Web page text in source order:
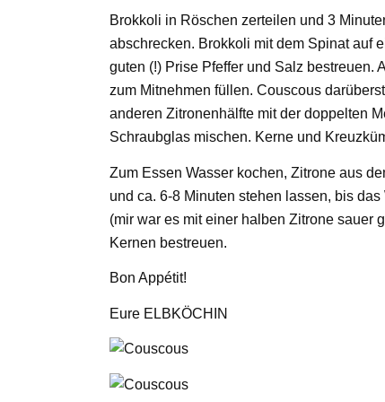
Brokkoli in Röschen zerteilen und 3
abschrecken. Brokkoli mit dem Spinat auf
guten (!) Prise Pfeffer und Salz bestreuen.
zum Mitnehmen füllen. Couscous
anderen Zitronenhälfte mit der doppelten
Schraubglas mischen. Kerne und
Zum Essen Wasser kochen, Zitrone aus
und ca. 6-8 Minuten stehen lassen, bis
(mir war es mit einer halben Zitrone sauer
Kernen bestreuen.
Bon Appétit!
Eure ELBKÖCHIN